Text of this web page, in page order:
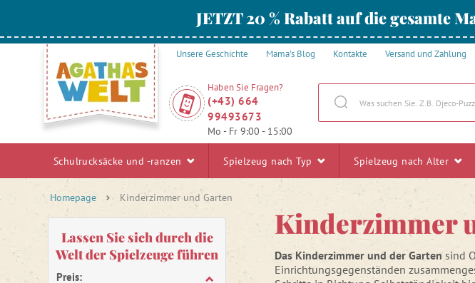
JETZT 20 % Rabatt auf die gesamte
Unsere Geschichte Mama's Blog Kontakte Versand und Zahlung
Haben Sie Fragen?
(+43) 664
99493673
Mo - Fr 9:00 - 15:00
Schulrucksäcke und -ranzen Spielzeug nach Typ Spielzeug nach Alter
Homepage Kinderzimmer und Garten
Lassen Sie sich durch die
Welt der Spielzeuge führen
Preis:
Kinderzimmer
Das Kinderzimmer und der Garten sind
Einrichtungsgegenständen